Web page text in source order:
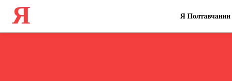
Я Я Полтавчанин